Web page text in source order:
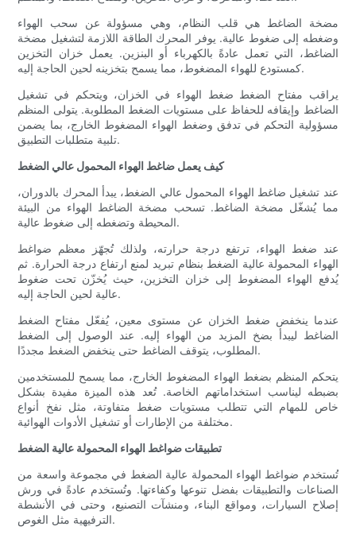
مضخة الضاغط هي قلب النظام، وهي مسؤولة عن سحب الهواء
وضغطه إلى ضغوط عالية. يوفر المحرك الطاقة اللازمة لتشغيل مضخة
الضاغط، التي تعمل عادةً بالكهرباء أو البنزين. يعمل خزان التخزين
كمستودع للهواء المضغوط، مما يسمح بتخزينه لحين الحاجة إليه.
يراقب مفتاح الضغط ضغط الهواء في الخزان، ويتحكم في تشغيل
الضاغط وإيقافه للحفاظ على مستويات الضغط المطلوبة. يتولى المنظم
مسؤولية التحكم في تدفق وضغط الهواء المضغوط الخارج، بما يضمن
تلبية متطلبات التطبيق.
كيف يعمل ضاغط الهواء المحمول عالي الضغط
عند تشغيل ضاغط الهواء المحمول عالي الضغط، يبدأ المحرك بالدوران،
مما يُشغّل مضخة الضاغط. تسحب مضخة الضاغط الهواء من البيئة
المحيطة وتضغطه إلى ضغوط عالية.
عند ضغط الهواء، ترتفع درجة حرارته، ولذلك تُجهّز معظم ضواغط
الهواء المحمولة عالية الضغط بنظام تبريد لمنع ارتفاع درجة الحرارة. ثم
يُدفع الهواء المضغوط إلى خزان التخزين، حيث يُخزّن تحت ضغوط
عالية لحين الحاجة إليه.
عندما ينخفض ​​ضغط الخزان عن مستوى معين، يُفعّل مفتاح الضغط
الضاغط ليبدأ بضخ المزيد من الهواء إليه. عند الوصول إلى الضغط
المطلوب، يتوقف الضاغط حتى ينخفض ​​الضغط مجددًا.
يتحكم المنظم بضغط الهواء المضغوط الخارج، مما يسمح للمستخدمين
بضبطه ليناسب استخداماتهم الخاصة. تُعد هذه الميزة مفيدة بشكل
خاص للمهام التي تتطلب مستويات ضغط متفاوتة، مثل نفخ أنواع
مختلفة من الإطارات أو تشغيل الأدوات الهوائية.
تطبيقات ضواغط الهواء المحمولة عالية الضغط
تُستخدم ضواغط الهواء المحمولة عالية الضغط في مجموعة واسعة من
الصناعات والتطبيقات بفضل تنوعها وكفاءتها. وتُستخدم عادةً في ورش
إصلاح السيارات، ومواقع البناء، ومنشآت التصنيع، وحتى في الأنشطة
الترفيهية مثل الغوص.